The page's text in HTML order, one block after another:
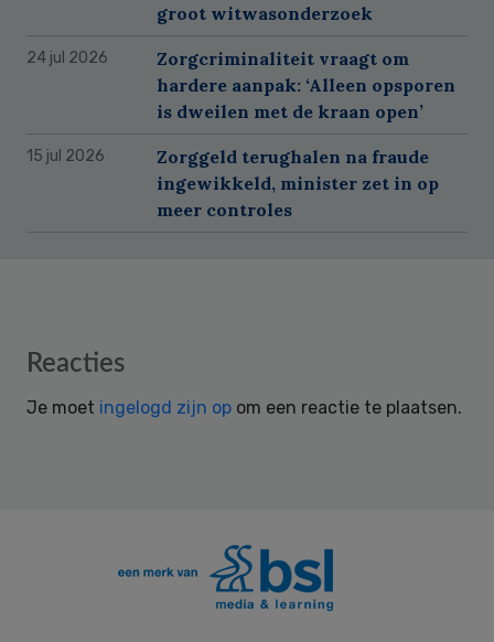
groot witwasonderzoek
24 jul 2026
Zorgcriminaliteit vraagt om
hardere aanpak: ‘Alleen opsporen
is dweilen met de kraan open’
15 jul 2026
Zorggeld terughalen na fraude
ingewikkeld, minister zet in op
meer controles
Reader
Reacties
Je moet ingelogd zijn op om een reactie te plaatsen.